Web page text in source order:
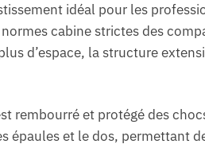
idéal pour les
cabine strictes des
d’espace, la structure
rembourré et protégé des
épaules et le dos, permettant